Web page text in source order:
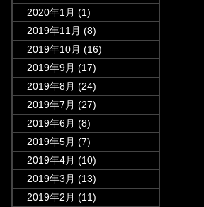
2020年1月 (1)
2019年11月 (8)
2019年10月 (16)
2019年9月 (17)
2019年8月 (24)
2019年7月 (27)
2019年6月 (8)
2019年5月 (7)
2019年4月 (10)
2019年3月 (13)
2019年2月 (11)